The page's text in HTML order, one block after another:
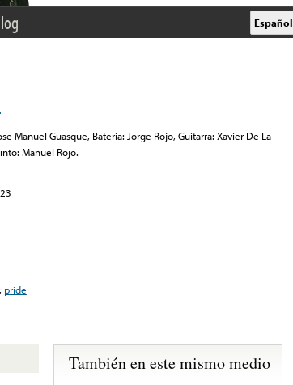
Español
Manuel Guasque, Bateria: Jorge Rojo, Guitarra: Xavier De La
Manuel Rojo.
pride
También en este mismo medio